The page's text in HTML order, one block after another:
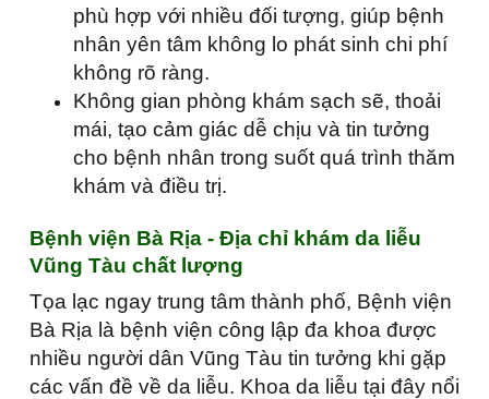
phù hợp với nhiều đối tượng, giúp bệnh
nhân yên tâm không lo phát sinh chi phí
không rõ ràng.
Không gian phòng khám sạch sẽ, thoải
mái, tạo cảm giác dễ chịu và tin tưởng
cho bệnh nhân trong suốt quá trình thăm
khám và điều trị.
Bệnh viện Bà Rịa - Địa chỉ khám da liễu
Vũng Tàu chất lượng
Tọa lạc ngay trung tâm thành phố, Bệnh viện
Bà Rịa là bệnh viện công lập đa khoa được
nhiều người dân Vũng Tàu tin tưởng khi gặp
các vấn đề về da liễu. Khoa da liễu tại đây nổi